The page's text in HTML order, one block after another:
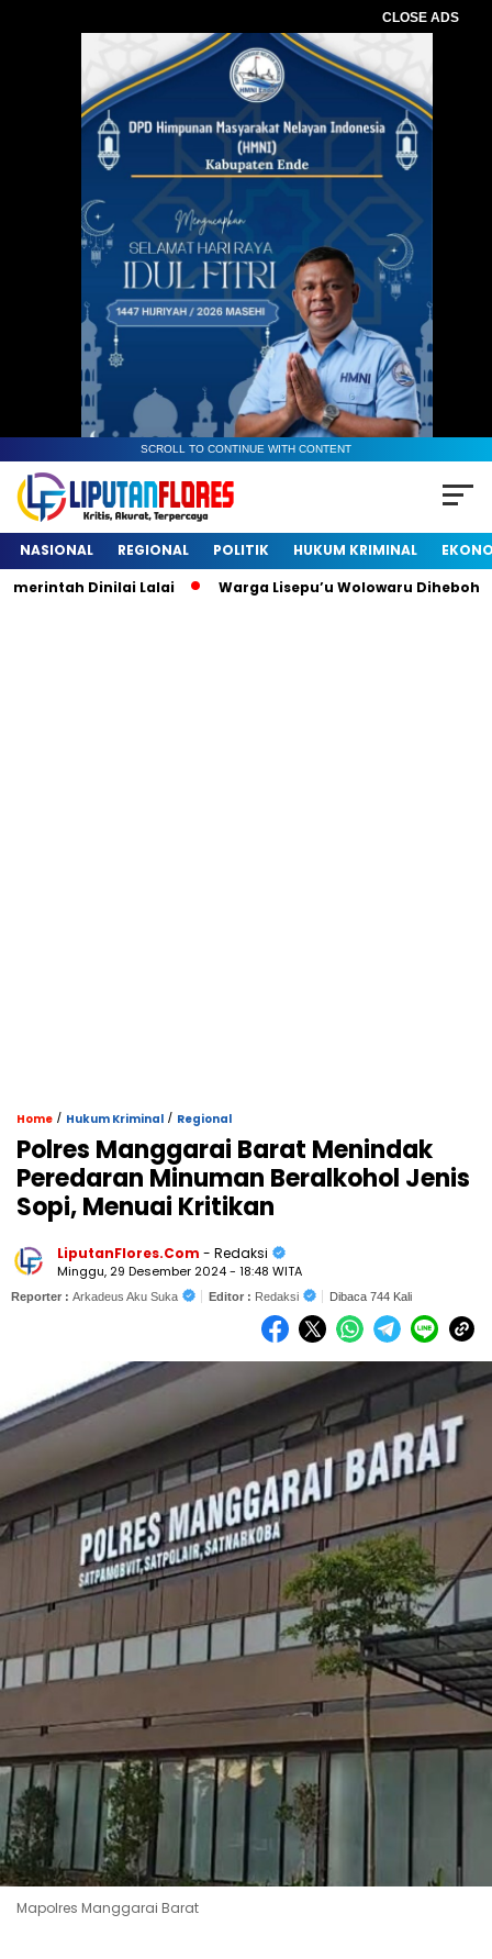
CLOSE ADS
SCROLL TO CONTINUE WITH CONTENT
NASIONAL REGIONAL POLITIK HUKUM KRIMINAL
Dinilai Lalai
Warga Lisepu’u Wolowaru Dihebohkan
Home / Hukum Kriminal / Regional
Polres Manggarai Barat Menindak
Peredaran Minuman Beralkohol Jenis
Sopi, Menuai Kritikan
LiputanFlores.Com - Redaksi
Minggu, 29 Desember 2024 - 18:48 WITA
Reporter : Arkadeus Aku Suka Editor : Redaksi Dibaca 744 Kali
Mapolres Manggarai Barat